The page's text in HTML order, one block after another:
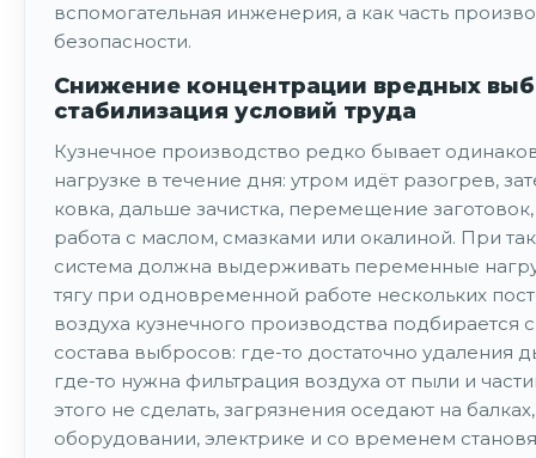
вспомогательная инженерия, а как часть
безопасности.
Снижение концентрации вредных
стабилизация условий труда
Кузнечное производство редко бывает
нагрузке в течение дня: утром идёт разогрев,
ковка, дальше зачистка, перемещение
работа с маслом, смазками или окалиной. При
система должна выдерживать переменные
тягу при одновременной работе нескольких
воздуха кузнечного производства подбирается
состава выбросов: где-то достаточно удаления
где-то нужна фильтрация воздуха от пыли и
этого не сделать, загрязнения оседают на балках,
оборудовании, электрике и со временем